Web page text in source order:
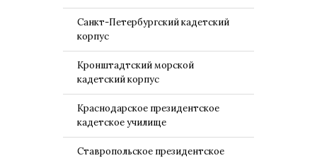
Санкт-Петербургский кадетский
корпус
Кронштадтский морской
кадетский корпус
Краснодарское президентское
кадетское училище
Ставропольское президентское